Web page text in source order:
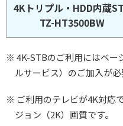
4Kトリプル・HDD内蔵
TZ-HT3500BW
※ 4K-STBのご利用にはベー
ルサービス）のご加入が必
※ ご利用のテレビが4K対応
ジョン（2K）画質です。